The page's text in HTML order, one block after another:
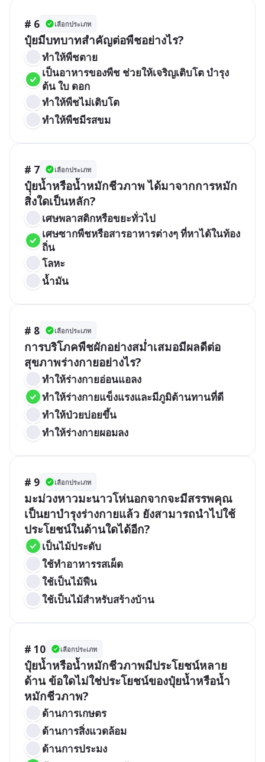
# 6 เลือกประเภท
ปุ๋ยมีบทบาทสำคัญต่อพืชอย่างไร?
ทำให้พืชตาย
เป็นอาหารของพืช ช่วยให้เจริญเติบโต บำรุง
ต้น ใบ ดอก
ทำให้พืชไม่เติบโต
ทำให้พืชมีรสขม
# 7 เลือกประเภท
ปุ๋ยน้ำหรือน้ำหมักชีวภาพ ได้มาจากการหมัก
สิ่งใดเป็นหลัก?
เศษพลาสติกหรือขยะทั่วไป
เศษซากพืชหรือสารอาหารต่างๆ ที่หาได้ในท้อง
ถิ่น
โลหะ
น้ำมัน
# 8 เลือกประเภท
การบริโภคพืชผักอย่างสม่ำเสมอมีผลดีต่อ
สุขภาพร่างกายอย่างไร?
ทำให้ร่างกายอ่อนแอลง
ทำให้ร่างกายแข็งแรงและมีภูมิต้านทานที่ดี
ทำให้ป่วยบ่อยขึ้น
ทำให้ร่างกายผอมลง
# 9 เลือกประเภท
มะม่วงหาวมะนาวโห่นอกจากจะมีสรรพคุณ
เป็นยาบำรุงร่างกายแล้ว ยังสามารถนำไปใช้
ประโยชน์ในด้านใดได้อีก?
เป็นไม้ประดับ
ใช้ทำอาหารรสเผ็ด
ใช้เป็นไม้ฟืน
ใช้เป็นไม้สำหรับสร้างบ้าน
# 10 เลือกประเภท
ปุ๋ยน้ำหรือน้ำหมักชีวภาพมีประโยชน์หลาย
ด้าน ข้อใดไม่ใช่ประโยชน์ของปุ๋ยน้ำหรือน้ำ
หมักชีวภาพ?
ด้านการเกษตร
ด้านการสิ่งแวดล้อม
ด้านการประมง